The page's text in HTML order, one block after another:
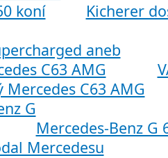
Kicherer
C63 AMG
Mercedes-Benz G